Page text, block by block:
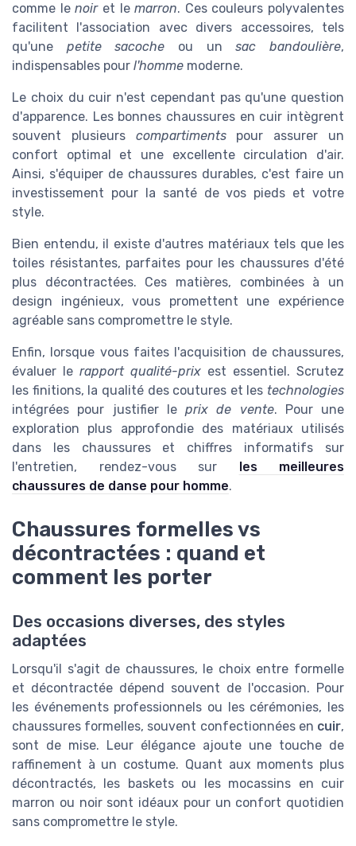
comme lenoiret lemarron. Ces couleurs polyvalentes
facilitent l'association avec divers accessoires, tels
qu'une petite sacoche ou unsac bandoulière,
indispensables pour l'homme moderne.
Le choix du cuir n'est cependant pas qu'une question
d'apparence. Les bonnes chaussures en cuir intègrent
souvent plusieurs compartimentspour assurer un
confort optimal et une excellente circulation d'air.
Ainsi, s'équiper de chaussures durables, c'est faire un
investissement pour la santé de vos pieds et votre
style.
Bien entendu, il existe d'autres matériaux tels que les
toiles résistantes, parfaites pour les chaussures d'été
plus décontractées. Ces matières, combinées à un
design ingénieux, vous promettent une expérience
agréable sans compromettre le style.
Enfin, lorsque vous faites l'acquisition de chaussures,
évaluer le rapport qualité-prix est essentiel. Scrutez
les finitions, la qualité des coutures et les technologies
intégrées pour justifier le prix de vente. Pour une
exploration plus approfondie des matériaux utilisés
dans les chaussures et chiffres informatifs sur
l'entretien, rendez-vous sur
les meilleures
chaussures de danse pour homme.
Chaussures formelles vs
décontractées : quand et
comment les porter
Des occasions diverses, des styles
adaptées
Lorsqu'il s'agit de chaussures, le choix entre formelle
et décontractée dépend souvent de l'occasion. Pour
les événements professionnels ou les cérémonies, les
chaussures formelles, souvent confectionnées en cuir,
sont de mise. Leur élégance ajoute une touche de
raffinement à un costume. Quant aux moments plus
décontractés, les baskets ou les mocassins en cuir
marron ou noir sont idéaux pour un confort quotidien
sans compromettre le style.